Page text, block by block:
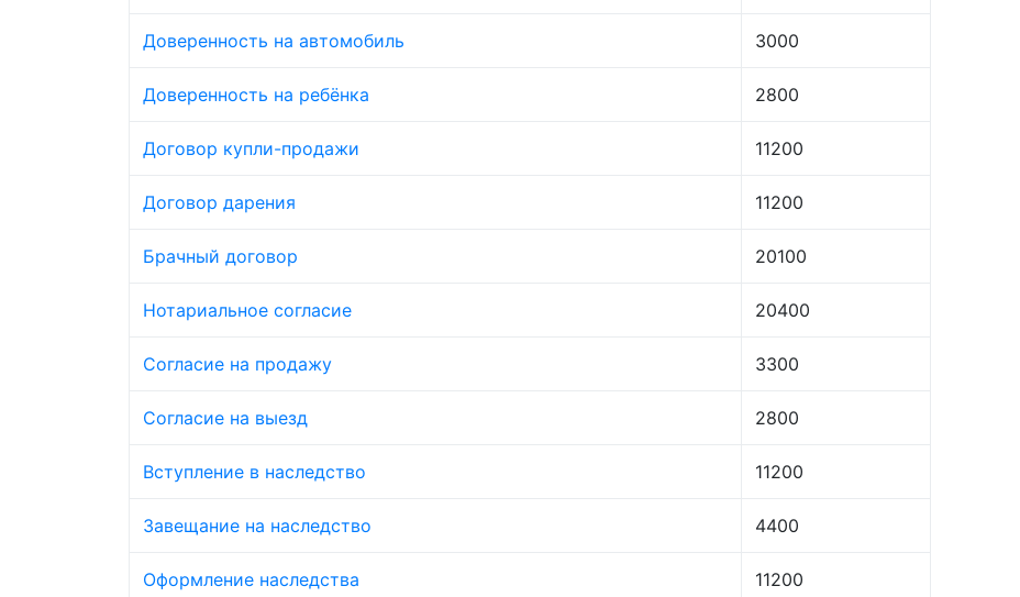
Доверенность на автомобиль 3000
Доверенность на ребёнка 2800
Договор купли-продажи 11200
Договор дарения 11200
Брачный договор 20100
Нотариальное согласие 20400
Согласие на продажу 3300
Согласие на выезд 2800
Вступление в наследство 11200
Завещание на наследство 4400
Оформление наследства 11200